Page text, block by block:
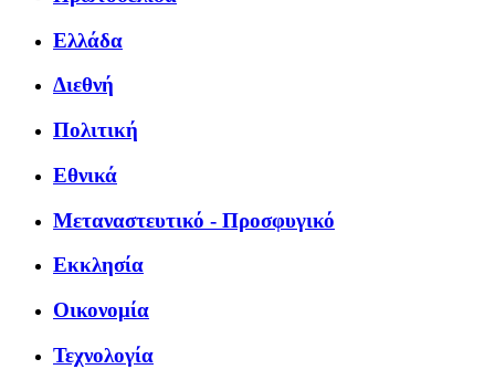
Ελλάδα
Διεθνή
Πολιτική
Εθνικά
Μεταναστευτικό - Προσφυγικό
Εκκλησία
Οικονομία
Τεχνολογία